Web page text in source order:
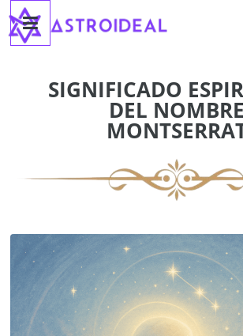
Saltar
contenido
Astroideal
SIGNIFICADO
DEL NOMBRE